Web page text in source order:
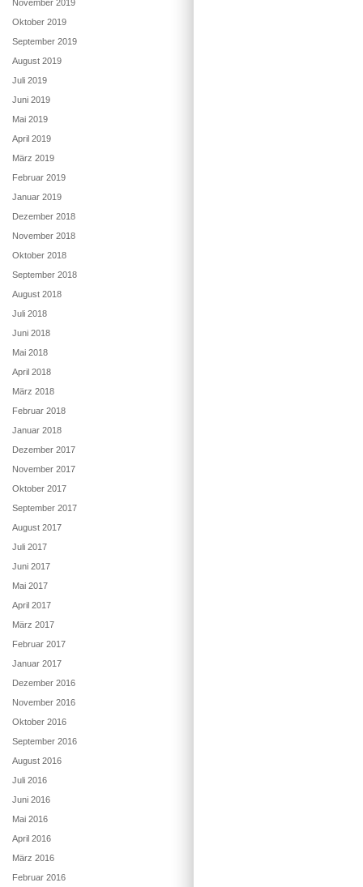
November 2019
Oktober 2019
September 2019
August 2019
Juli 2019
Juni 2019
Mai 2019
April 2019
März 2019
Februar 2019
Januar 2019
Dezember 2018
November 2018
Oktober 2018
September 2018
August 2018
Juli 2018
Juni 2018
Mai 2018
April 2018
März 2018
Februar 2018
Januar 2018
Dezember 2017
November 2017
Oktober 2017
September 2017
August 2017
Juli 2017
Juni 2017
Mai 2017
April 2017
März 2017
Februar 2017
Januar 2017
Dezember 2016
November 2016
Oktober 2016
September 2016
August 2016
Juli 2016
Juni 2016
Mai 2016
April 2016
März 2016
Februar 2016